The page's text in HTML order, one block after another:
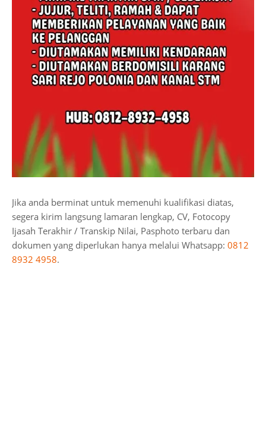
Jika anda berminat untuk memenuhi kualifikasi diatas,
segera kirim langsung lamaran lengkap, CV, Fotocopy
Ijasah Terakhir / Transkip Nilai, Pasphoto terbaru dan
dokumen yang diperlukan hanya melalui Whatsapp: 0812
8932 4958.